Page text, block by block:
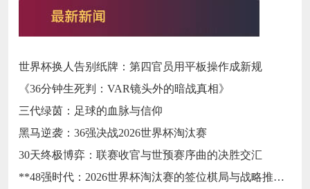
世界杯换人告别纸牌：第四官员用平板操作成新规
《36分钟生死判：VAR镜头外的暗战真相》
三代绿茵：足球的血脉与信仰
黑马逆袭：36强决战2026世界杯淘汰赛
30天终极博弈：联赛收官与世预赛序曲的决胜交汇
**48强时代：2026世界杯淘汰赛的签位棋局与战略推演**